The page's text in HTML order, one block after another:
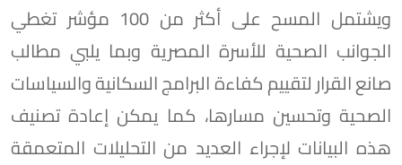
ويشتمل المسح على أكثر من 100 مؤشر تغطي
الجوانب الصحية للأسرة المصرية وبما يلبي مطالب
صانع القرار لتقييم كفاءة البرامج السكانية والسياسات
الصحية وتحسين مسارها، كما يمكن إعادة تصنيف
هذه البيانات لإجراء العديد من التحليلات المتعمقة